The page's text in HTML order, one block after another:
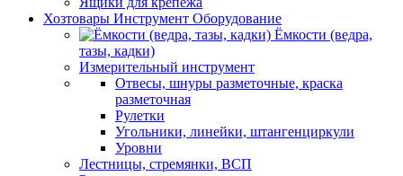
Хозтовары Инструмент Оборудование
Ёмкости (ведра,
тазы, кадки)
Измерительный инструмент
Отвесы, шнуры разметочные, краска
разметочная
Рулетки
Угольники, линейки, штангенциркули
Уровни
Лестницы, стремянки, ВСП